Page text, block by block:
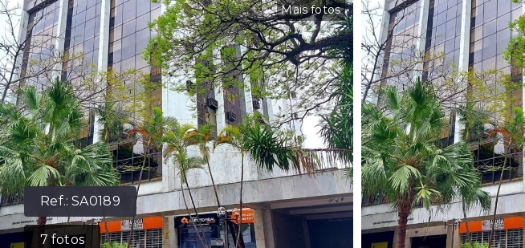
Ref.:SA0189
7 fotos
Mais fotos